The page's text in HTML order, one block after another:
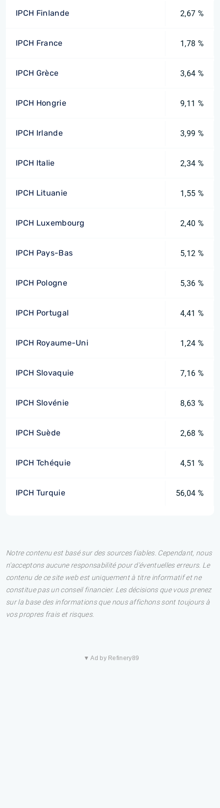
IPCH Finlande 2,67 %
IPCH France 1,78 %
IPCH Grèce 3,64 %
IPCH Hongrie 9,11 %
IPCH Irlande 3,99 %
IPCH Italie 2,34 %
IPCH Lituanie 1,55 %
IPCH Luxembourg 2,40 %
IPCH Pays-Bas 5,12 %
IPCH Pologne 5,36 %
IPCH Portugal 4,41 %
IPCH Royaume-Uni 1,24 %
IPCH Slovaquie 7,16 %
IPCH Slovénie 8,63 %
IPCH Suède 2,68 %
IPCH Tchéquie 4,51 %
IPCH Turquie 56,04 %
Notre contenu est basé sur des sources fiables. Cependant, nous
n'acceptons aucune responsabilité pour d'éventuelles erreurs. Le
contenu de ce site web est uniquement à titre informatif et ne
constitue pas un conseil financier. Les décisions que vous prenez
sur la base des informations que nous affichons sont toujours à
vos propres frais et risques.
▼ Ad by Refinery89